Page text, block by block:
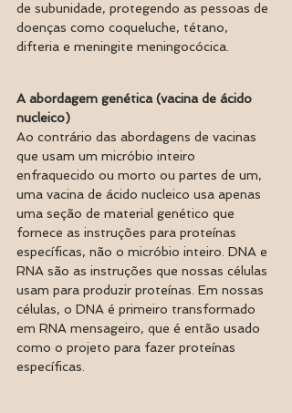
de subunidade, protegendo as pessoas de
doenças como coqueluche, tétano,
difteria e meningite meningocócica.
A abordagem genética (vacina de ácido
nucleico)
Ao contrário das abordagens de vacinas
que usam um micróbio inteiro
enfraquecido ou morto ou partes de um,
uma vacina de ácido nucleico usa apenas
uma seção de material genético que
fornece as instruções para proteínas
específicas, não o micróbio inteiro. DNA e
RNA são as instruções que nossas células
usam para produzir proteínas. Em nossas
células, o DNA é primeiro transformado
em RNA mensageiro, que é então usado
como o projeto para fazer proteínas
específicas.